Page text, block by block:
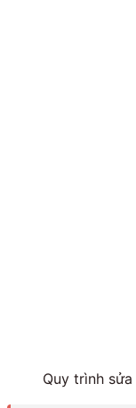
Quy trình